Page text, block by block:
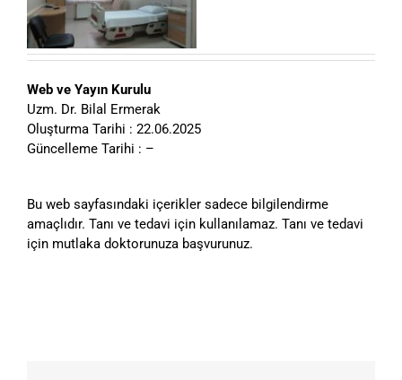
Web ve Yayın Kurulu
Uzm. Dr. Bilal Ermerak
Oluşturma Tarihi : 22.06.2025
Güncelleme Tarihi : –
Bu web sayfasındaki içerikler sadece bilgilendirme
amaçlıdır. Tanı ve tedavi için kullanılamaz. Tanı ve tedavi
için mutlaka doktorunuza başvurunuz.